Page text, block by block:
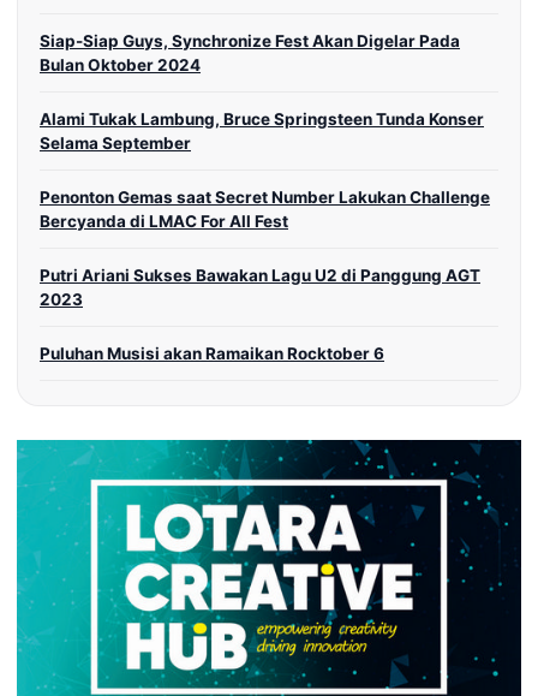
Siap-Siap Guys, Synchronize Fest Akan Digelar Pada
Bulan Oktober 2024
Alami Tukak Lambung, Bruce Springsteen Tunda Konser
Selama September
Penonton Gemas saat Secret Number Lakukan Challenge
Bercyanda di LMAC For All Fest
Putri Ariani Sukses Bawakan Lagu U2 di Panggung AGT
2023
Puluhan Musisi akan Ramaikan Rocktober 6